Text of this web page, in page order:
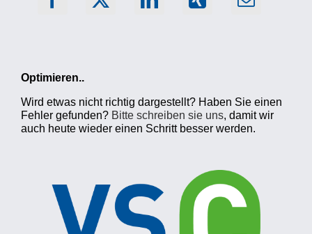
Optimieren..
Wird etwas nicht richtig dargestellt? Haben Sie einen
Fehler gefunden? Bitte schreiben sie uns, damit wir
auch heute wieder einen Schritt besser werden.